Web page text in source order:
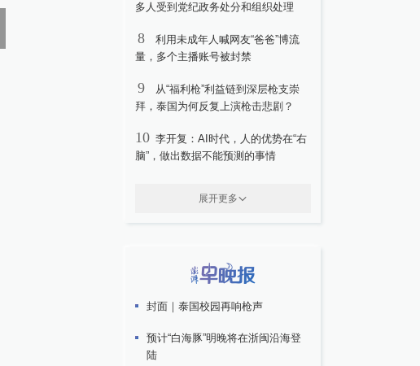
多人受到党纪政务处分和组织处理
8
利用未成年人喊网友“爸爸”博流
量，多个主播账号被封禁
9
从“福利枪”利益链到深层枪支崇
拜，泰国为何反复上演枪击悲剧？
10 李开复：AI时代，人的优势在“右
脑”，做出数据不能预测的事情
展开更多
封面｜泰国校园再响枪声
预计“白海豚”明晚将在浙闽沿海登
陆